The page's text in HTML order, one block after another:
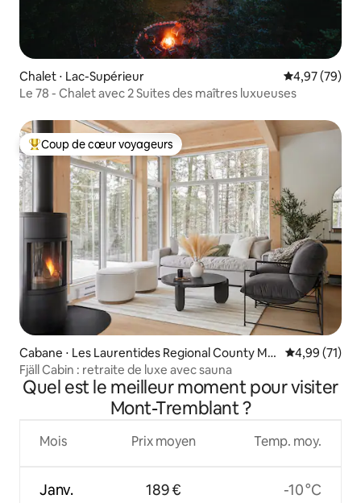
Chalet ⋅ Lac-Supérieur Évaluation
4,97 (79)
Le 78 - Chalet avec 2 Suites des maîtres luxueuses
Coups de cœur voyageurs les plus appréciés
Coup de cœur voyageurs
Cabane ⋅ Les Laurentides Regional County Mu
nicipality
Évaluation
4,99 (71)
Fjäll Cabin : retraite de luxe avec sauna
Quel est le meilleur moment pour visiter
Mont-Tremblant ?
Mois
Janv.
Prix moyen
189 €
Temp. moy.
-10 °C